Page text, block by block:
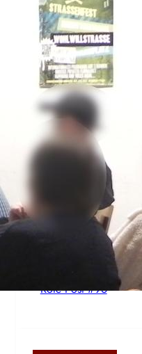
Syrien: Der
ist seit 200 Tagen
wächst
International: Aufruf
Solidaritätswoche
Gefangenen vom
Deutschland: Der
gegen „Prosfygika“
Rote Post #96